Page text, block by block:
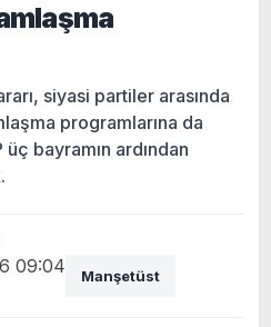
siyasi partiler arasında
programlarına da
üç bayramın ardından
09:04
Manşetüst